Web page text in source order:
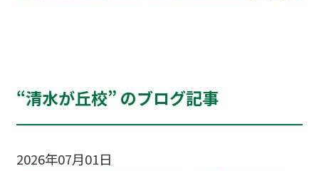
“清水が丘校” のブログ記事
2026年07月01日